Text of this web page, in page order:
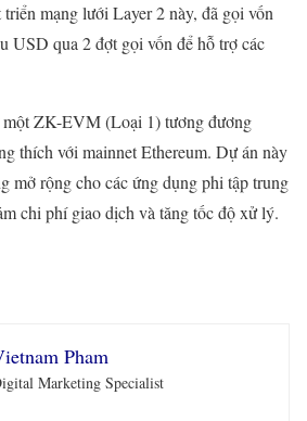
mạng lưới Layer 2 này, đã gọi vốn
USD qua 2 đợt gọi vốn để hỗ trợ các
một ZK-EVM (Loại 1) tương đương
thích với mainnet Ethereum. Dự án này
mở rộng cho các ứng dụng phi tập trung
chi phí giao dịch và tăng tốc độ xử lý.
Pham
Marketing Specialist